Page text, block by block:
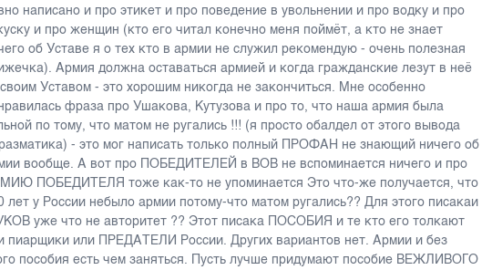
написано и про этикет и про поведение в увольнении и про водку и про
и про женщин (кто его читал конечно меня поймёт, а кто не знает
об Уставе я о тех кто в армии не служил рекомендую - очень полезная
Армия должна оставаться армией и когда гражданские лезут в неё
Уставом - это хорошим никогда не закончиться. Мне особенно
фраза про Ушакова, Кутузова и про то, что наша армия была
по тому, что матом не ругались !!! (я просто обалдел от этого вывода
- это мог написать только полный ПРОФАН не знающий ничего об
вообще. А вот про ПОБЕДИТЕЛЕЙ в ВОВ не вспоминается ничего и про
ПОБЕДИТЕЛЯ тоже как-то не упоминается Это что-же получается, что
лет у России небыло армии потому-что матом ругались?? Для этого писакаи
уже что не авторитет ?? Этот писака ПОСОБИЯ и те кто его толкают
пиарщики или ПРЕДАТЕЛИ России. Других вариантов нет. Армии и без
пособия есть чем заняться. Пусть лучше придумают пособие ВЕЖЛИВОГО